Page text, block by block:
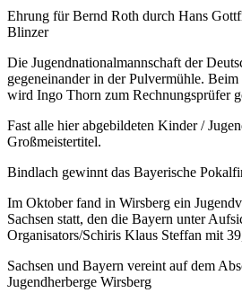
Ehrung für Bernd Roth durch Hans
Blinzer
Die Jugendnationalmannschaft der
gegeneinander in der Pulvermühle.
wird Ingo Thorn zum Rechnungsprüfer
Fast alle hier abgebildeten Kinder /
Großmeistertitel.
Bindlach gewinnt das Bayerische
Im Oktober fand in Wirsberg ein
Sachsen statt, den die Bayern unter
Organisators/Schiris Klaus Steffan mit
Sachsen und Bayern vereint auf dem
Jugendherberge Wirsberg